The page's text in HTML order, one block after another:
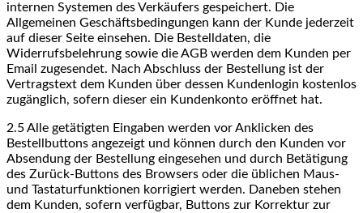
internen Systemen des Verkäufers gespeichert. Die
Allgemeinen Geschäftsbedingungen kann der Kunde jederzeit
auf dieser Seite einsehen. Die Bestelldaten, die
Widerrufsbelehrung sowie die AGB werden dem Kunden per
Email zugesendet. Nach Abschluss der Bestellung ist der
Vertragstext dem Kunden über dessen Kundenlogin kostenlos
zugänglich, sofern dieser ein Kundenkonto eröffnet hat.
2.5Alle getätigten Eingaben werden vor Anklicken des
Bestellbuttons angezeigt und können durch den Kunden vor
Absendung der Bestellung eingesehen und durch Betätigung
des Zurück-Buttons des Browsers oder die üblichen Maus-
und Tastaturfunktionen korrigiert werden. Daneben stehen
dem Kunden, sofern verfügbar, Buttons zur Korrektur zur